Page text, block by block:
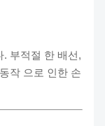
. 부적절 한 배선,
작 으로 인한 손